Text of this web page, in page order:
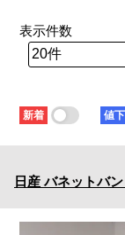
新着順
走行距離
少ない順
少ない順
表示件数
新着 値
日産 バネットバン